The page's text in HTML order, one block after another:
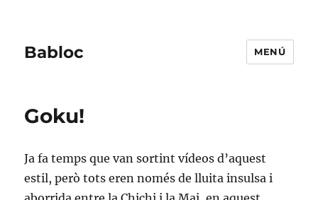
Babloc MENÚ
Goku!
Ja fa temps que van sortint vídeos d’aquest
estil, però tots eren només de lluita insulsa i